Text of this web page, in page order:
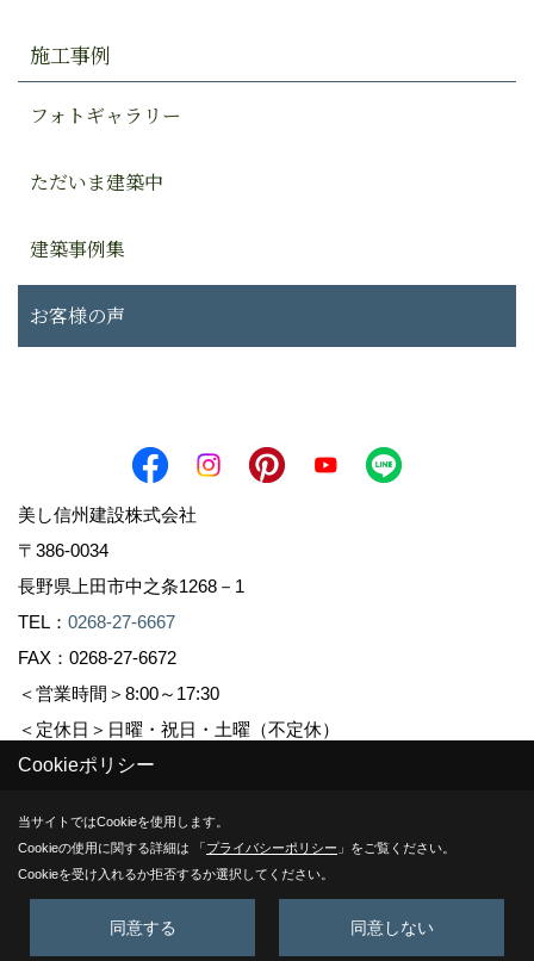
施工事例
フォトギャラリー
ただいま建築中
建築事例集
お客様の声
美し信州建設株式会社
〒386-0034
長野県上田市中之条1268－1
TEL： 0268-27-6667
FAX：0268-27-6672
＜営業時間＞8:00～17:30
＜定休日＞日曜・祝日・土曜（不定休）
Copyright (c) Sinshuu. All Rights Reserved.
Produced byゴデスクリエイト
Cookieポリシー
当サイトではCookieを使用します。
Cookieの使用に関する詳細は 「プライバシーポリシー 」をご覧ください。
Cookieを受け入れるか拒否するか選択してください。
同意する 同意しない